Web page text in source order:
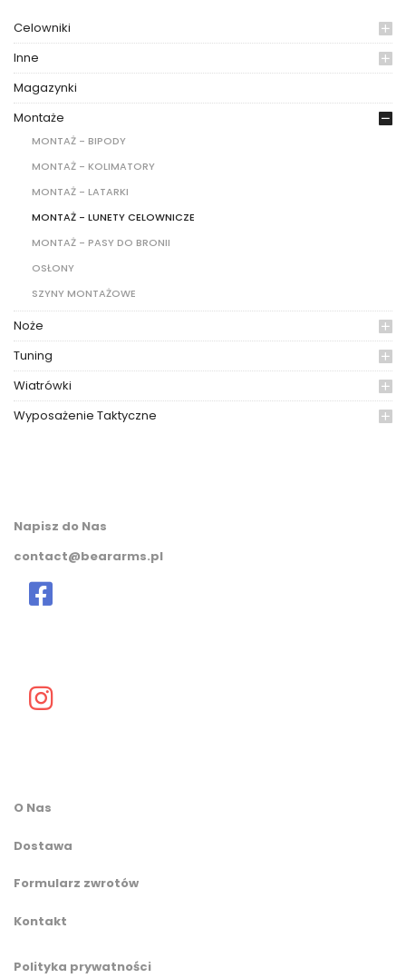
Celowniki
Inne
Magazynki
Montaże
MONTAŻ - BIPODY
MONTAŻ - KOLIMATORY
MONTAŻ - LATARKI
MONTAŻ - LUNETY CELOWNICZE
MONTAŻ - PASY DO BRONII
OSŁONY
SZYNY MONTAŻOWE
Noże
Tuning
Wiatrówki
Wyposażenie Taktyczne
Napisz do Nas
contact@beararms.pl
O Nas
Dostawa
Formularz zwrotów
Kontakt
Polityka prywatności